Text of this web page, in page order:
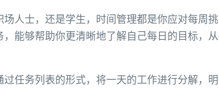
人士，还是学生，时间管理都是你应对每周挑
能够帮助你更清晰地了解自己每日的目标，从
任务列表的形式，将一天的工作进行分解，明